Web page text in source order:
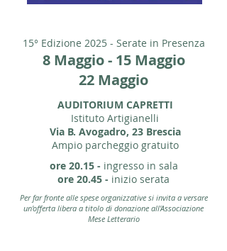
15° Edizione 2025 - Serate in Presenza
8 Maggio - 15 Maggio
22 Maggio
AUDITORIUM CAPRETTI
Istituto Artigianelli
Via B. Avogadro, 23 Brescia
Ampio parcheggio gratuito
ore 20.15 - ingresso in sala
ore 20.45 - inizio serata
Per far fronte alle spese organizzative si invita a versare
un'offerta libera a titolo di donazione all'Associazione
Mese Letterario